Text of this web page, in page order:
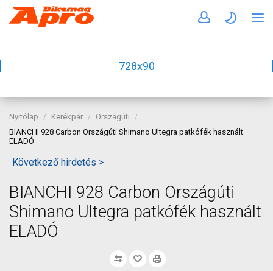
728x90
Nyitólap Kerékpár
Országúti
BIANCHI 928 Carbon Országúti Shimano Ultegra patkófék használt
ELADÓ
Következő hirdetés >
BIANCHI 928 Carbon Országúti
Shimano Ultegra patkófék használt
ELADÓ